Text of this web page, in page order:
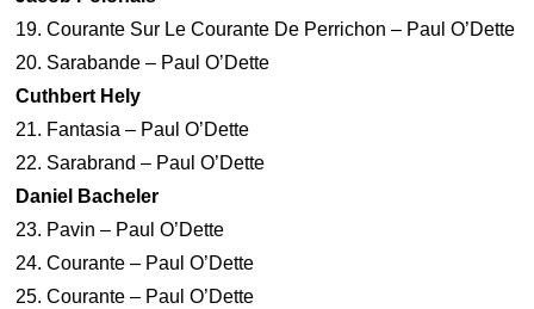
19. Courante Sur Le Courante De Perrichon – Paul O’Dette
20. Sarabande – Paul O’Dette
Cuthbert Hely
21. Fantasia – Paul O’Dette
22. Sarabrand – Paul O’Dette
Daniel Bacheler
23. Pavin – Paul O’Dette
24. Courante – Paul O’Dette
25. Courante – Paul O’Dette